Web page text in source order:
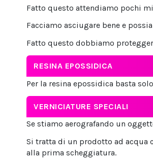
Fatto questo attendiamo pochi
Facciamo asciugare bene e
Fatto questo dobbiamo
RESINA EPOSSIDICA
Per la resina epossidica basta
VERNICIATURE SPECIALI
Se stiamo aerografando un
Si tratta di un prodotto ad acqua
alla prima scheggiatura.